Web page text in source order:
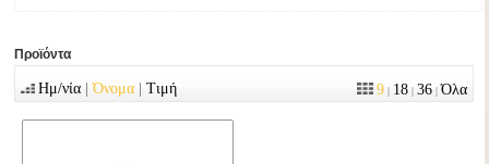
Προϊόντα
Ημ/νία |Όνομα |Τιμή 9| 18| 36| Όλα